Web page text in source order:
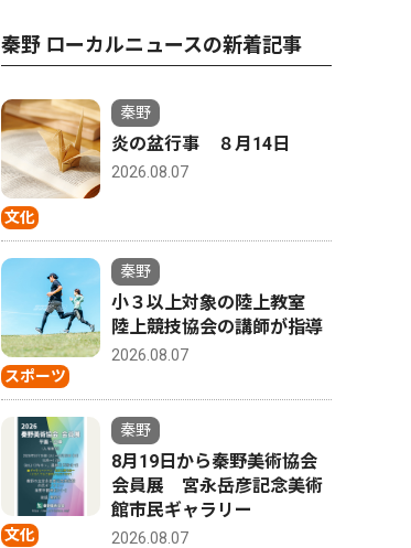
秦野 ローカルニュースの新着記事
文化
秦野
炎の盆行事 ８月14日
2026.08.07
スポーツ
秦野
小３以上対象の陸上教室
陸上競技協会の講師が指導
2026.08.07
文化
秦野
8月19日から秦野美術協会
会員展 宮永岳彦記念美術
館市民ギャラリー
2026.08.07